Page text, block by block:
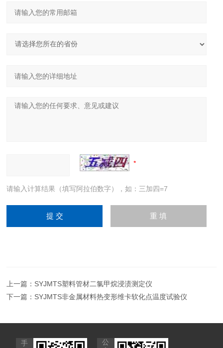
请输入计算结果（填写阿拉伯数字），如：三加四=7
上一篇： SYJMTS塑料管材二氯甲烷浸渍测定仪
下一篇： SYJMTS非金属材料热变形维卡软化点温度试验仪
手
公